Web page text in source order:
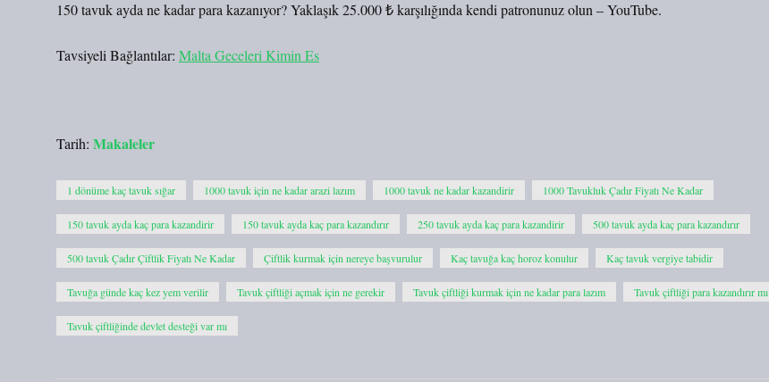
150 tavuk ayda ne kadar para kazanıyor? Yaklaşık 25.000 ₺ karşılığında kendi patronunuz olun – YouTube.
Tavsiyeli Bağlantılar: Malta Geceleri Kimin Es
Tarih: Makaleler
1 dönüme kaç tavuk sığar 1000 tavuk için ne kadar arazi lazım 1000 tavuk ne kadar kazandirir 1000 Tavukluk Çadır Fiyatı Ne Kadar
150 tavuk ayda kaç para kazandirir 150 tavuk ayda kaç para kazandırır 250 tavuk ayda kaç para kazandirir 500 tavuk ayda kaç para kazandırır
500 tavuk Çadır Çiftlik Fiyatı Ne Kadar Çiftlik kurmak için nereye başvurulur Kaç tavuğa kaç horoz konulur Kaç tavuk vergiye tabidir
Tavuğa günde kaç kez yem verilir Tavuk çiftliği açmak için ne gerekir Tavuk çiftliği kurmak için ne kadar para lazım Tavuk çiftliği para kazandırır mı
Tavuk çiftliğinde devlet desteği var mı